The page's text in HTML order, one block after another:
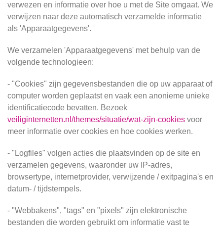
verwezen en informatie over hoe u met de Site omgaat. We
verwijzen naar deze automatisch verzamelde informatie
als 'Apparaatgegevens'.
We verzamelen 'Apparaatgegevens' met behulp van de
volgende technologieen:
- "Cookies" zijn gegevensbestanden die op uw apparaat of
computer worden geplaatst en vaak een anonieme unieke
identificatiecode bevatten. Bezoek
veiliginternetten.nl/themes/situatie/wat-zijn-cookies voor
meer informatie over cookies en hoe cookies werken.
- "Logfiles" volgen acties die plaatsvinden op de site en
verzamelen gegevens, waaronder uw IP-adres,
browsertype, internetprovider, verwijzende / exitpagina's en
datum- / tijdstempels.
- "Webbakens", "tags" en "pixels" zijn elektronische
bestanden die worden gebruikt om informatie vast te